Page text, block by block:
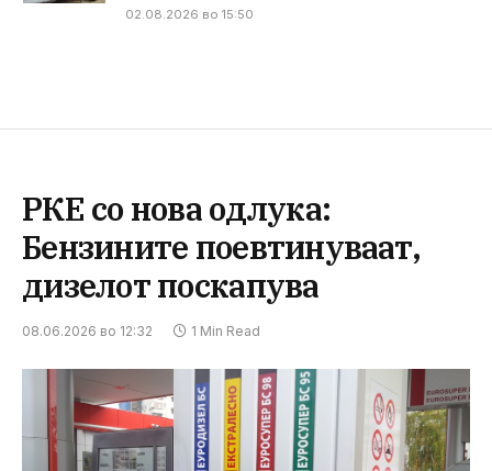
02.08.2026 во 15:50
РКЕ со нова одлука:
Бензините поевтинуваат,
дизелот поскапува
08.06.2026 во 12:32 1 Min Read